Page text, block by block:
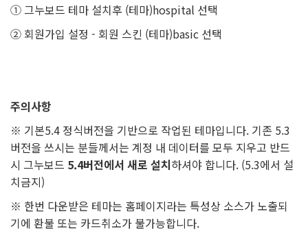
① 그누보드 테마 설치후 (테마)hospital 선택
② 회원가입 설정 - 회원 스킨 (테마)basic 선택
주의사항
※ 기본5.4 정식버전을 기반으로 작업된 테마입니다. 기존 5.3
버전을 쓰시는 분들께서는 계정 내 데이터를 모두 지우고 반드
시 그누보드 5.4버전에서 새로 설치하셔야 합니다. (5.3에서 설
치금지)
※ 한번 다운받은 테마는 홈페이지라는 특성상 소스가 노출되
기에 환불 또는 카드취소가 불가능합니다.